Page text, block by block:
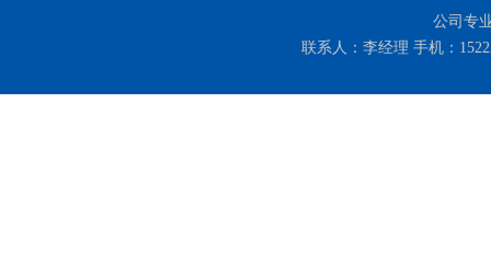
公司专
联系人：李经理 手机：